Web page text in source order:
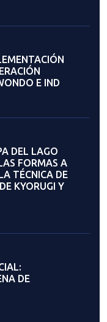
"ME PONE
VER HASTA
HERMOSO
DE